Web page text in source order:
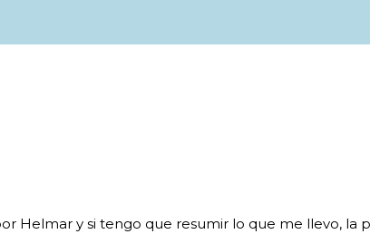
y si tengo que resumir lo que me llevo, la